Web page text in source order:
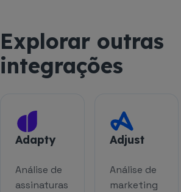
Explorar outras
integrações
Adapty
Análise de
assinaturas
Adjust
Análise de
marketing